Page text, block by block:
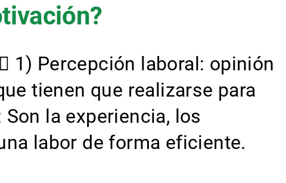
 1) Percepción laboral: opinión
tienen que realizarse para
la experiencia, los
labor de forma eficiente.